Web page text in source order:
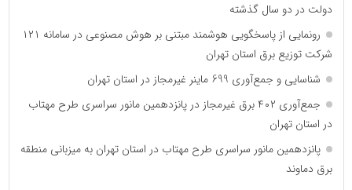
دولت در دو سال گذشته
رونمایی از پاسخگویی هوشمند مبتنی بر هوش مصنوعی در سامانه ۱۲۱
شرکت توزیع برق استان تهران
شناسایی و جمع‌آوری 699 ماینر غیرمجاز در استان تهران
جمع‌آوری ۴۰۲ برق غیرمجاز در پانزدهمین مانور سراسری طرح مهتاب
در استان تهران
پانزدهمین مانور سراسری طرح مهتاب در استان تهران به میزبانی منطقه
برق دماوند